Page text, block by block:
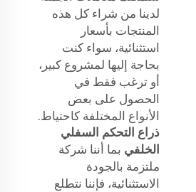
لدينا من شراء كل هذه
المنتجات بأسعار
استثنائية، سواء كنت
بحاجة إليها لمشروع كبير،
أو ترغب فقط في
الحصول على بعض
الأنواع المختلفة كاحتياط.
ذراع التحكم السفلي
الخلفي بما أننا شركة
ملتزمة بالجودة
الاستثنائية، فإننا نتطلع